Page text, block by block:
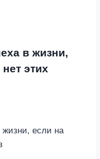
в жизни,
этих